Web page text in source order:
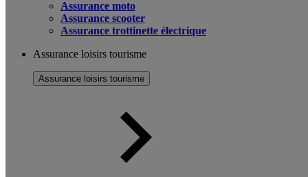
Assurance moto
Assurance scooter
Assurance trottinette électrique
Assurance loisirs tourisme
Assurance loisirs tourisme